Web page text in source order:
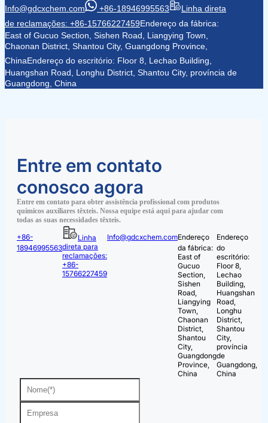
Info@gdcxchem.com +86-18946995563
Linha direta
de reclamações: +86-15766227459Endereço da fábrica:
East of Gucuo Section, Sishen Road, Liangying Town,
Chaonan District, Shantou City, Guangdong Province,
ChinaEndereço do escritório: Floor 8, Lechao Building,
Huangshan Road, Longhu District, Shantou City, província de
Guangdong, China
Entre em contato
conosco agora
Entre em contato para obter assistência profissional com produtos
químicos auxiliares têxteis. Nossa equipe está aqui para ajudar com
todas as suas necessidades têxteis.
+86-
18946995563
Linha
direta para
reclamações:
+86-
15766227459
Info@gdcxchem.comEndereço
da fábrica:
East of
Gucuo
Section,
Sishen
Road,
Liangying
Town,
Chaonan
District,
Shantou
City,
Guangdong
Province,
China
Endereço
do
escritório:
Floor 8,
Lechao
Building,
Huangshan
Road,
Longhu
District,
Shantou
City,
província
de
Guangdong,
China